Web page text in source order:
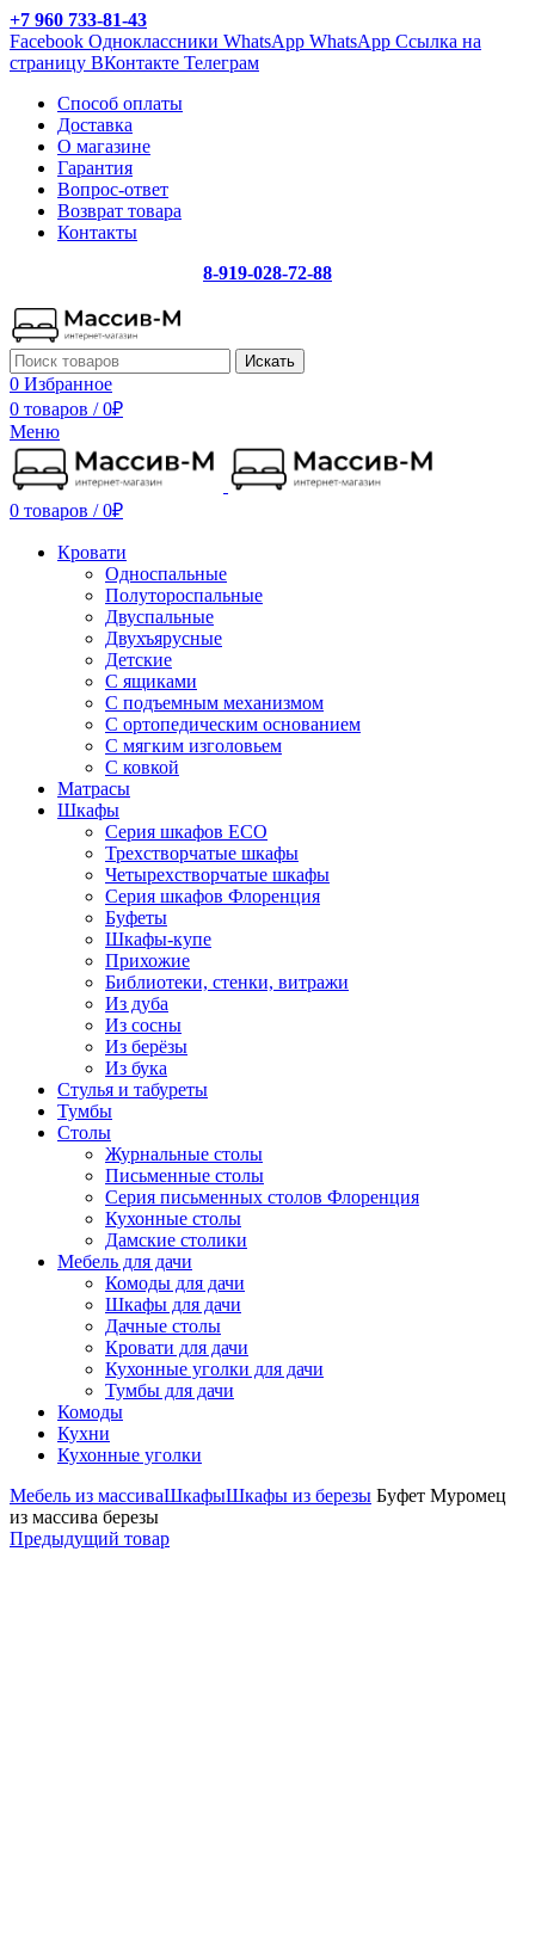
+7 960 733-81-43
Facebook Одноклассники WhatsApp WhatsApp Ссылка на
страницу ВКонтакте Телеграм
Способ оплаты
Доставка
О магазине
Гарантия
Вопрос-ответ
Возврат товара
Контакты
8-919-028-72-88
Искать
0 Избранное
0 товаров / 0₽
Меню
0 товаров / 0₽
Кровати
Односпальные
Полутороспальные
Двуспальные
Двухъярусные
Детские
С ящиками
С подъемным механизмом
С ортопедическим основанием
С мягким изголовьем
С ковкой
Матрасы
Шкафы
Серия шкафов ECO
Трехстворчатые шкафы
Четырехстворчатые шкафы
Серия шкафов Флоренция
Буфеты
Шкафы-купе
Прихожие
Библиотеки, стенки, витражи
Из дуба
Из сосны
Из берёзы
Из бука
Стулья и табуреты
Тумбы
Столы
Журнальные столы
Письменные столы
Серия письменных столов Флоренция
Кухонные столы
Дамские столики
Мебель для дачи
Комоды для дачи
Шкафы для дачи
Дачные столы
Кровати для дачи
Кухонные уголки для дачи
Тумбы для дачи
Комоды
Кухни
Кухонные уголки
Мебель из массиваШкафыШкафы из березы Буфет Муромец
из массива березы
Предыдущий товар